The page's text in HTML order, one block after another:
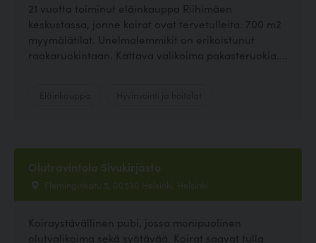
21 vuotta toiminut eläinkauppa Riihimäen
keskustassa, jonne koirat ovat tervetulleita. 700 m2
myymälätilat. Unelmalemmikit on erikoistunut
raakaruokintaan. Kattava valikoima pakasteruokia....
Olutravintola Sivukirjasto
Fleminginkatu 5, 00530 Helsinki, Helsinki
Koiraystävällinen pubi, jossa monipuolinen
olutvalikoima sekä syötävää. Koirat saavat tulla